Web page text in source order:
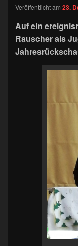
Veröffentlicht am 23.
Auf ein
Rauscher als